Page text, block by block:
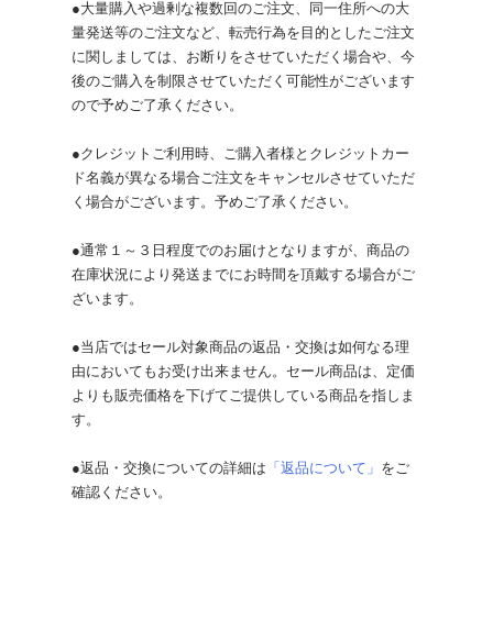
●大量購入や過剰な複数回のご注文、同一住所への大
量発送等のご注文など、転売行為を目的としたご注文
に関しましては、お断りをさせていただく場合や、今
後のご購入を制限させていただく可能性がございます
ので予めご了承ください。
●クレジットご利用時、ご購入者様とクレジットカー
ド名義が異なる場合ご注文をキャンセルさせていただ
く場合がございます。予めご了承ください。
●通常１～３日程度でのお届けとなりますが、商品の
在庫状況により発送までにお時間を頂戴する場合がご
ざいます。
●当店ではセール対象商品の返品・交換は如何なる理
由においてもお受け出来ません。セール商品は、定価
よりも販売価格を下げてご提供している商品を指しま
す。
●返品・交換についての詳細は 「返品について」 をご
確認ください。